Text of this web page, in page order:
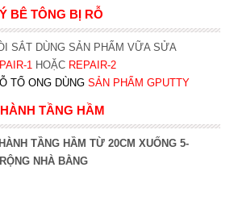
BÊ TÔNG BỊ RỖ
SẮT DÙNG SẢN PHẨM VỮA SỬA
1HOẶC REPAIR-2
TỔ ONG DÙNG SẢN PHẨM GPUTTY
TẦNG HẦM
TẦNG HẦM TỪ 20CM XUỐNG 5-
NHÀ BẰNG